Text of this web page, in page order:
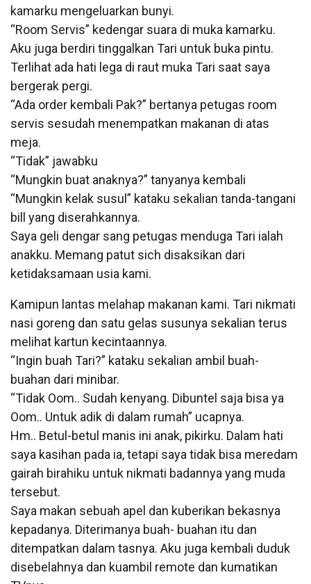
kamarku mengeluarkan bunyi.
“Room Servis” kedengar suara di muka kamarku.
Aku juga berdiri tinggalkan Tari untuk buka pintu.
Terlihat ada hati lega di raut muka Tari saat saya
bergerak pergi.
“Ada order kembali Pak?” bertanya petugas room
servis sesudah menempatkan makanan di atas
meja.
“Tidak” jawabku
“Mungkin buat anaknya?” tanyanya kembali
“Mungkin kelak susul” kataku sekalian tanda-tangani
bill yang diserahkannya.
Saya geli dengar sang petugas menduga Tari ialah
anakku. Memang patut sich disaksikan dari
ketidaksamaan usia kami.
Kamipun lantas melahap makanan kami. Tari nikmati
nasi goreng dan satu gelas susunya sekalian terus
melihat kartun kecintaannya.
“Ingin buah Tari?” kataku sekalian ambil buah-
buahan dari minibar.
“Tidak Oom.. Sudah kenyang. Dibuntel saja bisa ya
Oom.. Untuk adik di dalam rumah” ucapnya.
Hm.. Betul-betul manis ini anak, pikirku. Dalam hati
saya kasihan pada ia, tetapi saya tidak bisa meredam
gairah birahiku untuk nikmati badannya yang muda
tersebut.
Saya makan sebuah apel dan kuberikan bekasnya
kepadanya. Diterimanya buah- buahan itu dan
ditempatkan dalam tasnya. Aku juga kembali duduk
disebelahnya dan kuambil remote dan kumatikan